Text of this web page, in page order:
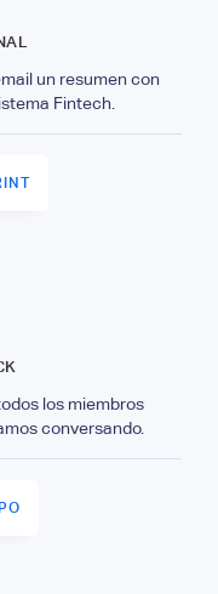
un resumen con
Fintech.
los miembros
conversando.